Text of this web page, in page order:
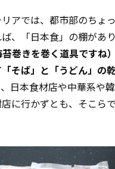
アでは、都市部のちょ
、「日本食」の棚があり
巻きを巻く道具ですね
そば」と「うどん」の
日本食材店や中華系や
に行かずとも、そこら